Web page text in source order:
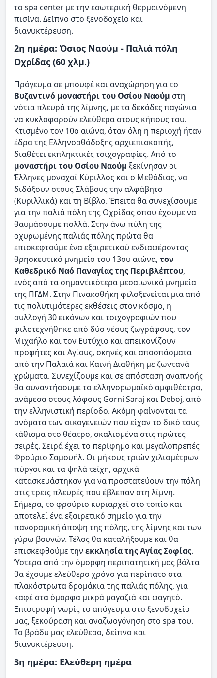
το spa center με την εσωτερική θερμαινόμενη
πισίνα. Δείπνο στο ξενοδοχείο και
διανυκτέρευση.
2η ημέρα: Όσιος Ναούμ - Παλιά πόλη
Οχρίδας (60 χλμ.)
Πρόγευμα σε μπουφέ και αναχώρηση για το
Βυζαντινό μοναστήρι του Οσίου Ναούμ στη
νότια πλευρά της λίμνης, με τα δεκάδες παγώνια
να κυκλοφορούν ελεύθερα στους κήπους του.
Κτισμένο τον 10ο αιώνα, όταν όλη η περιοχή ήταν
έδρα της Ελληνορθόδοξης αρχιεπισκοπής,
διαθέτει εκπληκτικές τοιχογραφίες. Από το
μοναστήρι του Οσίου Ναούμ ξεκίνησαν οι
Έλληνες μοναχοί Κύριλλος και ο Μεθόδιος, να
διδάξουν στους Σλάβους την αλφάβητο
(Κυριλλικά) και τη Βίβλο. Έπειτα θα συνεχίσουμε
για την παλιά πόλη της Οχρίδας όπου έχουμε να
θαυμάσουμε πολλά. Στην άνω πύλη της
οχυρωμένης παλιάς πόλης πρώτα θα
επισκεφτούμε ένα εξαιρετικού ενδιαφέροντος
θρησκευτικό μνημείο του 13ου αιώνα, τον
Καθεδρικό Ναό Παναγίας της Περιβλέπτου,
ενός από τα σημαντικότερα μεσαιωνικά μνημεία
της ΠΓΔΜ. Στην Πινακοθήκη φιλοξενείται μια από
τις πολυτιμότερες εκθέσεις στον κόσμο, η
συλλογή 30 εικόνων και τοιχογραφιών που
φιλοτεχνήθηκε από δύο νέους ζωγράφους, τον
Μιχαήλο και τον Ευτύχιο και απεικονίζουν
προφήτες και Αγίους, σκηνές και αποσπάσματα
από την Παλαιά και Καινή Διαθήκη με ζωντανά
χρώματα. Συνεχίζουμε και σε απόσταση αναπνοής
θα συναντήσουμε το ελληνορωμαϊκό αμφιθέατρο,
ανάμεσα στους λόφους Gorni Saraj και Deboj, από
την ελληνιστική περίοδο. Ακόμη φαίνονται τα
ονόματα των οικογενειών που είχαν το δικό τους
κάθισμα στο θέατρο, σκαλισμένα στις πρώτες
σειρές. Σειρά έχει το περίφημο και μεγαλοπρεπές
Φρούριο Σαμουήλ. Οι μήκους τριών χιλιομέτρων
πύργοι και τα ψηλά τείχη, αρχικά
κατασκευάστηκαν για να προστατεύουν την πόλη
στις τρεις πλευρές που έβλεπαν στη λίμνη.
Σήμερα, το φρούριο κυριαρχεί στο τοπίο και
αποτελεί ένα εξαιρετικό σημείο για την
πανοραμική άποψη της πόλης, της λίμνης και των
γύρω βουνών. Τέλος θα καταλήξουμε και θα
επισκεφθούμε την εκκλησία της Αγίας Σοφίας.
Ύστερα από την όμορφη περιπατητική μας βόλτα
θα έχουμε ελεύθερο χρόνο για περίπατο στα
πλακόστρωτα δρομάκια της παλιάς πόλης, για
καφέ στα όμορφα μικρά μαγαζιά και φαγητό.
Επιστροφή νωρίς το απόγευμα στο ξενοδοχείο
μας, ξεκούραση και αναζωογόνηση στο spa του.
Το βράδυ μας ελεύθερο, δείπνο και
διανυκτέρευση.
3η ημέρα: Ελεύθερη ημέρα